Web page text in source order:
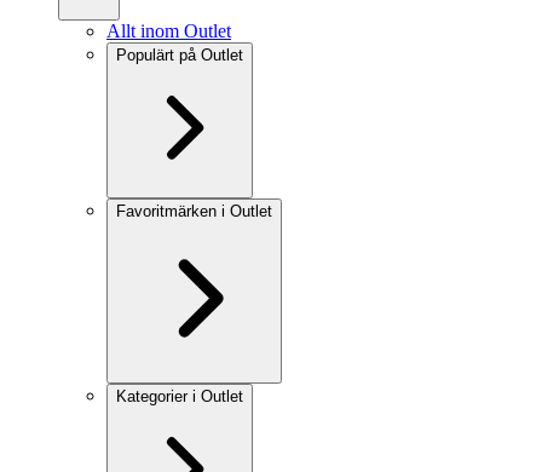
Allt inom Outlet
Populärt på Outlet
Favoritmärken i Outlet
Kategorier i Outlet